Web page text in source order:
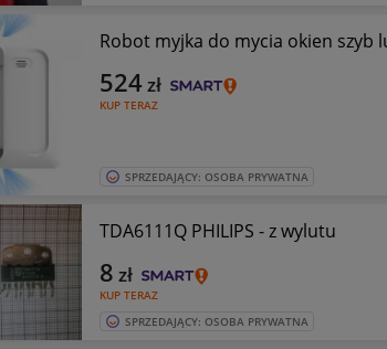
Robot myjka do mycia okien szyb
KUP TERAZ
524 zł
SPRZEDAJĄCY: OSOBA PRYWATNA
TDA6111Q PHILIPS - z wylutu
KUP TERAZ
8 zł
SPRZEDAJĄCY: OSOBA PRYWATNA